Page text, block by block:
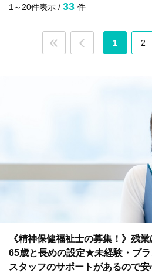
1～20件表示 / 33 件
1 2
《精神保健福祉士の募集！》残
65歳と長めの設定★未経験・ブ
スタッフのサポートがあるので安